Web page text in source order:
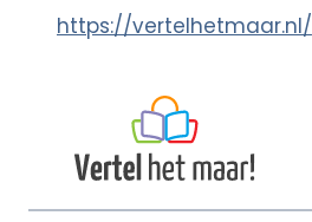
https://vertelhetmaar.nl/